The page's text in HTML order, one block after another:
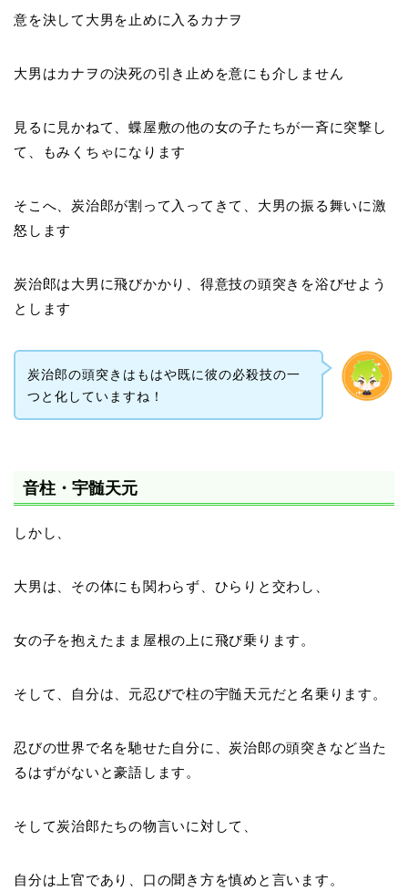
意を決して大男を止めに入るカナヲ
大男はカナヲの決死の引き止めを意にも介しません
見るに見かねて、蝶屋敷の他の女の子たちが一斉に突撃し
て、もみくちゃになります
そこへ、炭治郎が割って入ってきて、大男の振る舞いに激
怒します
炭治郎は大男に飛びかかり、得意技の頭突きを浴びせよう
とします
炭治郎の頭突きはもはや既に彼の必殺技の一
つと化していますね！
音柱・宇髄天元
しかし、
大男は、その体にも関わらず、ひらりと交わし、
女の子を抱えたまま屋根の上に飛び乗ります。
そして、自分は、元忍びで柱の宇髄天元だと名乗ります。
忍びの世界で名を馳せた自分に、炭治郎の頭突きなど当た
るはずがないと豪語します。
そして炭治郎たちの物言いに対して、
自分は上官であり、口の聞き方を慎めと言います。